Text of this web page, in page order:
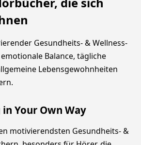
Gesundheits- & Wellness-
Balance, tägliche
Lebensgewohnheiten
Your Own Way
motivierendsten Gesundheits- &